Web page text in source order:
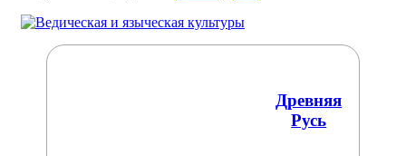
Древняя
Русь